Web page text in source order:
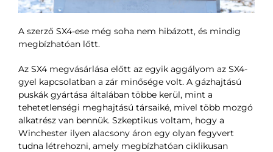
A szerző SX4-ese még soha nem hibázott, és mindig
megbízhatóan lőtt.
Az SX4 megvásárlása előtt az egyik aggályom az SX4-
gyel kapcsolatban a zár minősége volt. A gázhajtású
puskák gyártása általában többe kerül, mint a
tehetetlenségi meghajtású társaiké, mivel több mozgó
alkatrész van bennük. Szkeptikus voltam, hogy a
Winchester ilyen alacsony áron egy olyan fegyvert
tudna létrehozni, amely megbízhatóan ciklikusan